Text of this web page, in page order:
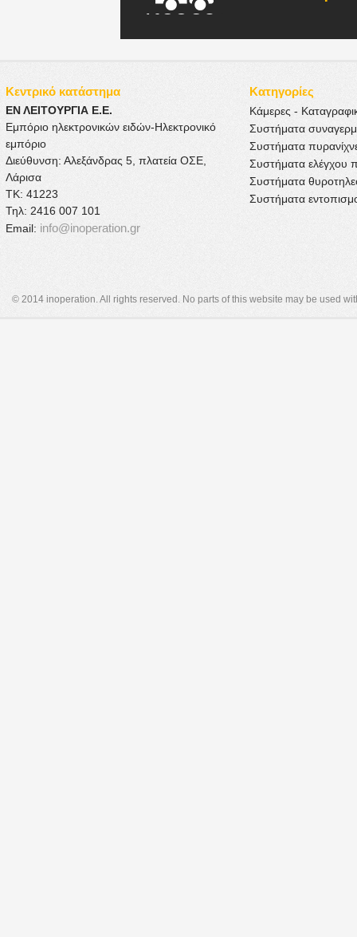
ποσού
Κεντρικό κατάστημα Κατηγορίες
ΕΝ ΛΕΙΤΟΥΡΓΙΑ Ε.Ε.
Εμπόριο ηλεκτρονικών ειδών-Ηλεκτρονικό
εμπόριο
Διεύθυνση: Αλεξάνδρας 5, πλατεία ΟΣΕ,
Λάρισα
ΤΚ: 41223
Τηλ: 2416 007 101
Email: info@inoperation.gr
Κάμερες -
Συστήματα
Συστήματα
Συστήματα ελέγχου
Συστήματα
Συστήματα
© 2014 inoperation. All rights reserved. No parts of this website may be used